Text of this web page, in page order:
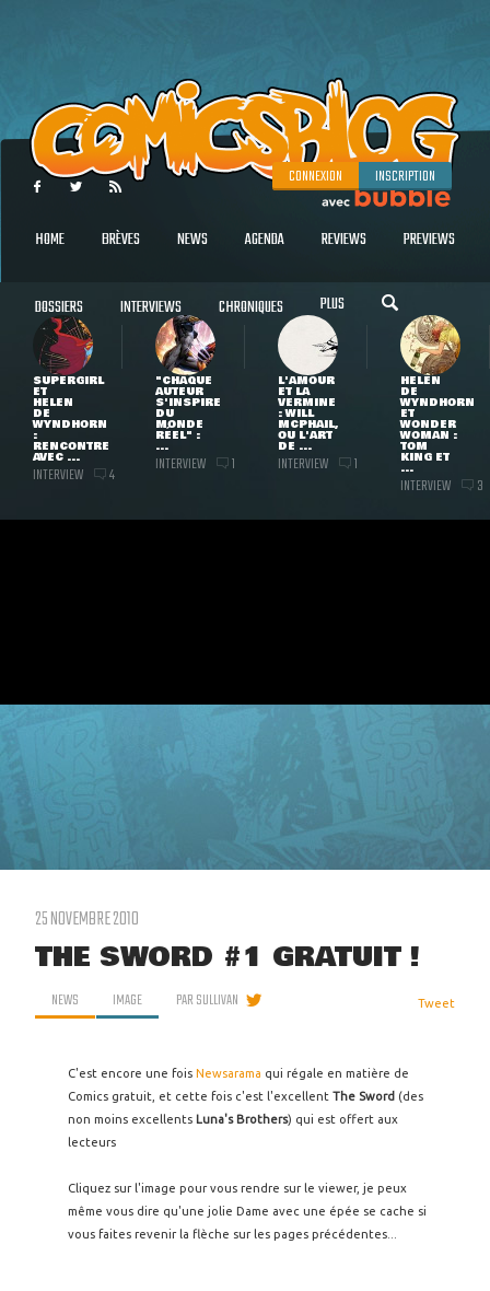
CONNEXION INSCRIPTION
HOME BRÈVES NEWS AGENDA REVIEWS PREVIEWS
DOSSIERS INTERVIEWS CHRONIQUES PLUS
SUPERGIRL
ET
HELEN
DE
WYNDHORN
:
RENCONTRE
AVEC ...
INTERVIEW 4
"CHAQUE
AUTEUR
S'INSPIRE
DU
MONDE
RÉEL" :
...
INTERVIEW 1
L'AMOUR
ET LA
VERMINE
: WILL
MCPHAIL,
OU L'ART
DE ...
INTERVIEW 1
HELEN
DE
WYNDHORN
ET
WONDER
WOMAN :
TOM
KING ET
...
INTERVIEW 3
25 NOVEMBRE 2010
THE SWORD #1 GRATUIT !
NEWS IMAGE PARSULLIVAN Tweet
C'est encore une fois Newsarama qui régale en matière de
Comics gratuit, et cette fois c'est l'excellent The Sword (des
non moins excellents Luna's Brothers) qui est offert aux
lecteurs
Cliquez sur l'image pour vous rendre sur le viewer, je peux
même vous dire qu'une jolie Dame avec une épée se cache si
vous faites revenir la flèche sur les pages précédentes...